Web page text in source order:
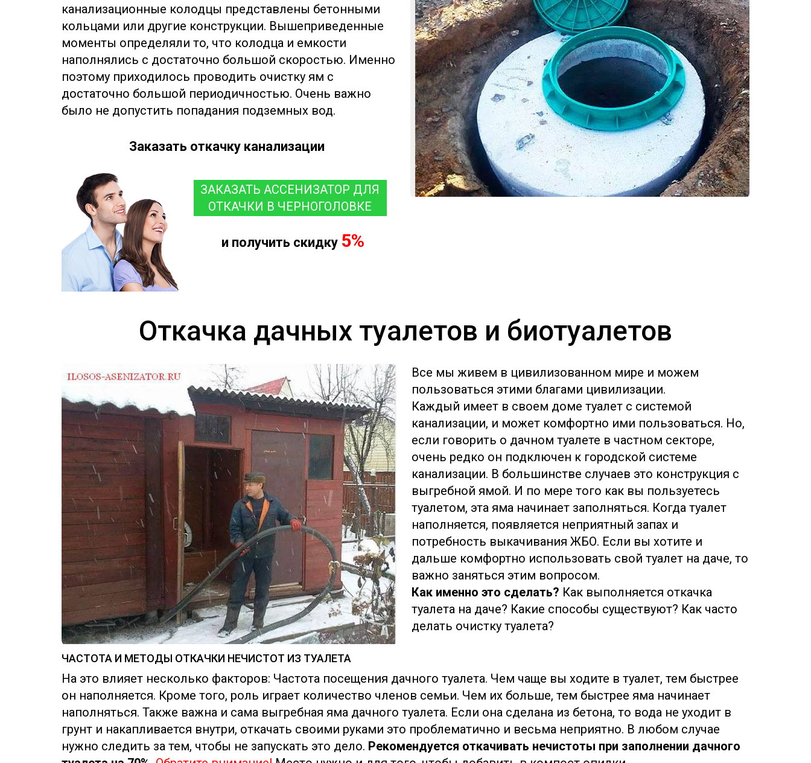
канализационные колодцы представлены бетонными
кольцами или другие конструкции. Вышеприведенные
моменты определяли то, что колодца и емкости
наполнялись с достаточно большой скоростью. Именно
поэтому приходилось проводить очистку ям с
достаточно большой периодичностью. Очень важно
было не допустить попадания подземных вод.
Заказать откачку канализации
ЗАКАЗАТЬ АССЕНИЗАТОР ДЛЯ
ОТКАЧКИ В ЧЕРНОГОЛОВКЕ
и получить скидку 5%
Откачка дачных туалетов и биотуалетов
Все мы живем в цивилизованном мире и можем
пользоваться этими благами цивилизации.
Каждый имеет в своем доме туалет с системой
канализации, и может комфортно ими пользоваться. Но,
если говорить о дачном туалете в частном секторе,
очень редко он подключен к городской системе
канализации. В большинстве случаев это конструкция с
выгребной ямой. И по мере того как вы пользуетесь
туалетом, эта яма начинает заполняться. Когда туалет
наполняется, появляется неприятный запах и
потребность выкачивания ЖБО. Если вы хотите и
дальше комфортно использовать свой туалет на даче, то
важно заняться этим вопросом.
Как именно это сделать? Как выполняется откачка
туалета на даче? Какие способы существуют? Как часто
делать очистку туалета?
ЧАСТОТА И МЕТОДЫ ОТКАЧКИ НЕЧИСТОТ ИЗ ТУАЛЕТА
На это влияет несколько факторов: Частота посещения дачного туалета. Чем чаще вы ходите в туалет, тем быстрее
он наполняется. Кроме того, роль играет количество членов семьи. Чем их больше, тем быстрее яма начинает
наполняться. Также важна и сама выгребная яма дачного туалета. Если она сделана из бетона, то вода не уходит в
грунт и накапливается внутри, откачать своими руками это проблематично и весьма неприятно. В любом случае
нужно следить за тем, чтобы не запускать это дело. Рекомендуется откачивать нечистоты при заполнении дачного